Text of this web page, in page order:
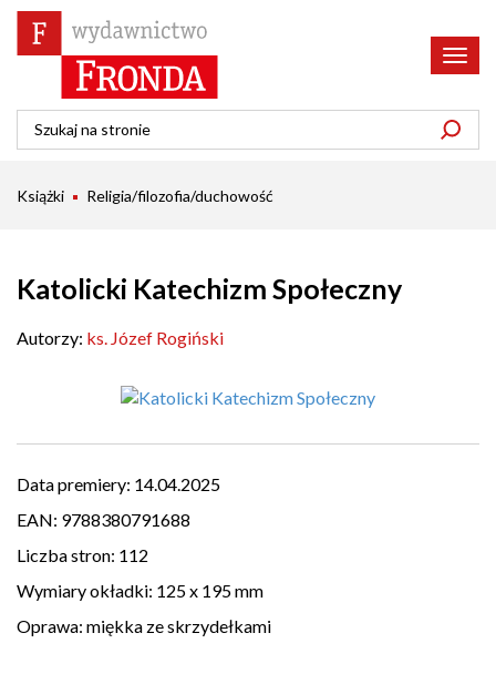
Książki Religia/filozofia/duchowość
Katolicki Katechizm Społeczny
Autorzy: ks. Józef Rogiński
Data premiery: 14.04.2025
EAN: 9788380791688
Liczba stron: 112
Wymiary okładki: 125 x 195 mm
Oprawa: miękka ze skrzydełkami